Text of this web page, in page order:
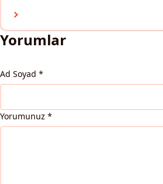
Yorumlar
Ad Soyad *
Yorumunuz *